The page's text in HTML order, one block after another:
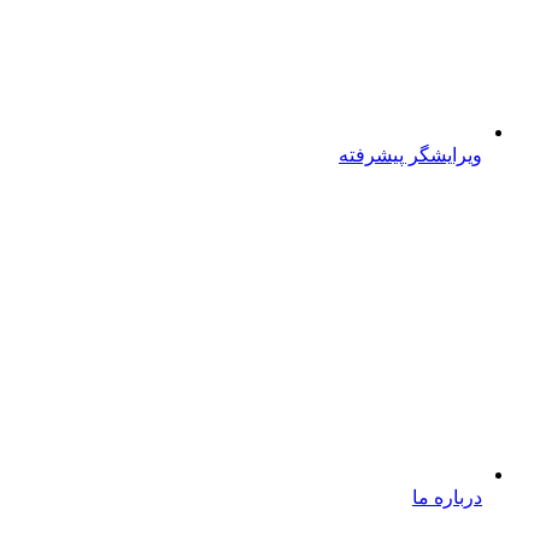
ویرایشگر پیشرفته
درباره ما